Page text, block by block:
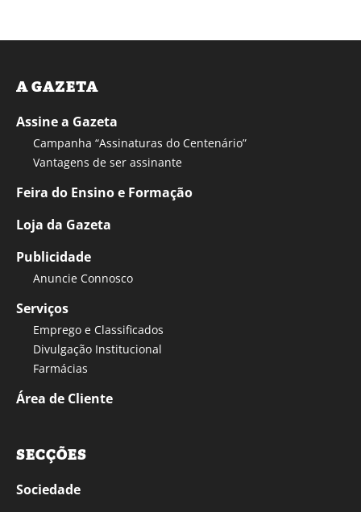
A GAZETA
Assine a Gazeta
Campanha “Assinaturas do Centenário”
Vantagens de ser assinante
Feira do Ensino e Formação
Loja da Gazeta
Publicidade
Anuncie Connosco
Serviços
Emprego e Classificados
Divulgação Institucional
Farmácias
Área de Cliente
SECÇÕES
Sociedade